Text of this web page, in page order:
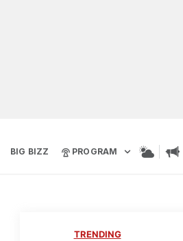
BIG BIZZ PROGRAM
TRENDING